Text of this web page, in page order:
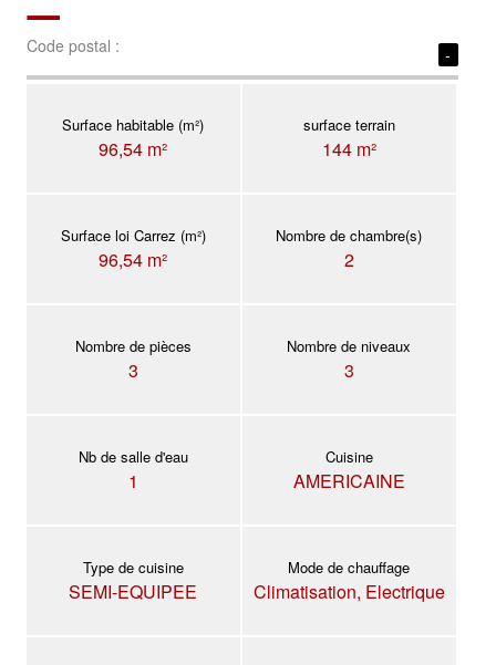
Code postal : -
Surface habitable (m²)
96,54 m²
surface terrain
144 m²
Surface loi Carrez (m²)
96,54 m²
Nombre de chambre(s)
2
Nombre de pièces
3
Nombre de niveaux
3
Nb de salle d'eau
1
Cuisine
AMERICAINE
Type de cuisine
SEMI-EQUIPEE
Mode de chauffage
Climatisation, Electrique